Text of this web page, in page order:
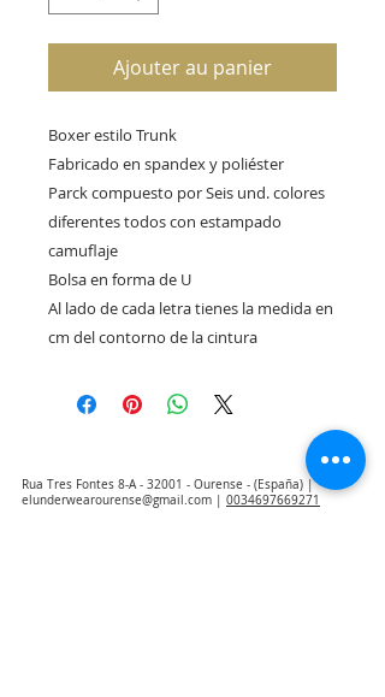
Ajouter au panier
Boxer estilo Trunk
Fabricado en spandex y poliéster
Parck compuesto por Seis und. colores
diferentes todos con estampado
camuflaje
Bolsa en forma de U
Al lado de cada letra tienes la medida en
cm del contorno de la cintura
Rua Tres Fontes 8-A - 32001 - Ourense - (España) |
elunderwearourense@gmail.com
0034697669271